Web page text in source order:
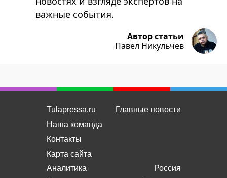
важные события.
Автор статьи
Павел Никульчев
Tulapressa.ru
Наша команда
Контакты
Карта сайта
Главные новости
Аналитика
Россия